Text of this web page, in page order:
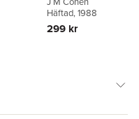
Häftad, 1988
299 kr